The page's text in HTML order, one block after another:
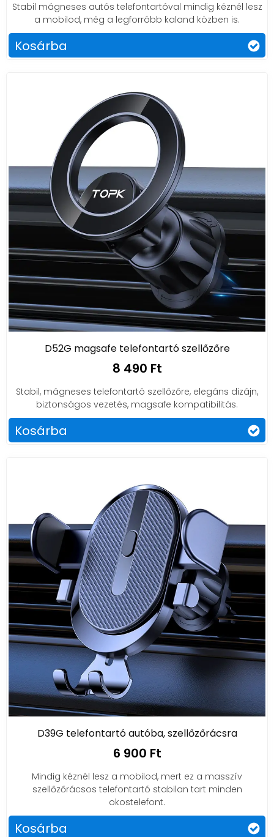
Stabil mágneses autós telefontartóval mindig kéznél lesz
a mobilod, még a legforróbb kaland közben is.
Kosárba
D52G magsafe telefontartó szellőzőre
8 490 Ft
Stabil, mágneses telefontartó szellőzőre, elegáns dizájn,
biztonságos vezetés, magsafe kompatibilitás.
Kosárba
D39G telefontartó autóba, szellőzőrácsra
6 900 Ft
Mindig kéznél lesz a mobilod, mert ez a masszív
szellőzőrácsos telefontartó stabilan tart minden
okostelefont.
Kosárba